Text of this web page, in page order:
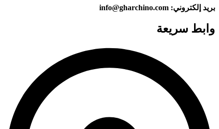
بريد إلكتروني: info@gharchino.com
وابط سريعة